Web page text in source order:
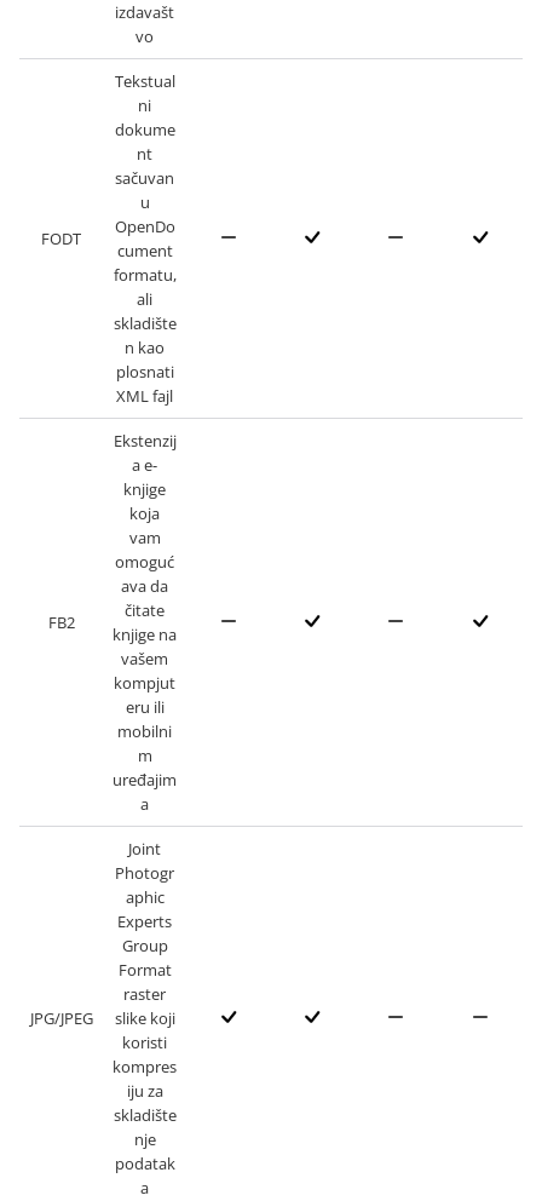
izdavašt
vo
FODT
Tekstual
ni
dokume
nt
sačuvan
u
OpenDo
cument
formatu,
ali
skladište
n kao
plosnati
XML fajl
FB2
Ekstenzij
a e-
knjige
koja
vam
omoguć
ava da
čitate
knjige na
vašem
kompjut
eru ili
mobilni
m
uređajim
a
JPG/JPEG
Joint
Photogr
aphic
Experts
Group
Format
raster
slike koji
koristi
kompres
iju za
skladište
nje
podatak
a